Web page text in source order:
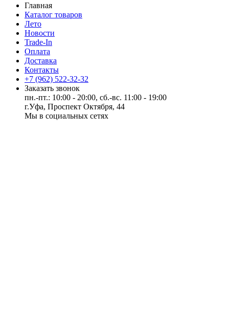
Главная
Каталог товаров
Лето
Новости
Trade-In
Оплата
Доставка
Контакты
+7 (962) 522-32-32
Заказать звонок
пн.-пт.: 10:00 - 20:00, сб.-вс. 11:00 - 19:00
г.Уфа, Проспект Октября, 44
Мы в социальных сетях